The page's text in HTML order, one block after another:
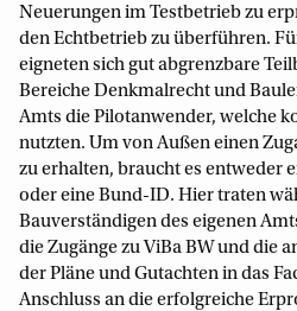
Neuerungen im Testbetrieb zu
den Echtbetrieb zu überführen.
eigneten sich gut abgrenzbare
Bereiche Denkmalrecht und
Amts die Pilotanwender, welche
nutzten. Um von Außen einen
zu erhalten, braucht es entweder
oder eine Bund-ID. Hier traten
Bauverständigen des eigenen
die Zugänge zu ViBa BW und die
der Pläne und Gutachten in das
Anschluss an die erfolgreiche